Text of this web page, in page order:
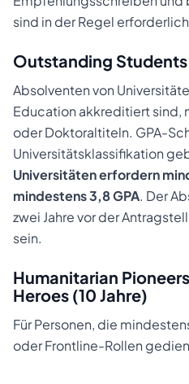
sind in der Regel
Outstanding
Absolventen von
Education akkreditiert sind,
oder Doktoraltiteln. GPA-
Universitätsklassifikation
Universitäten erfordern
mindestens 3,8 GPA. Der
zwei Jahre vor der
sein.
Humanitarian
Heroes (10 Jahre)
Für Personen, die
oder Frontline-Rollen